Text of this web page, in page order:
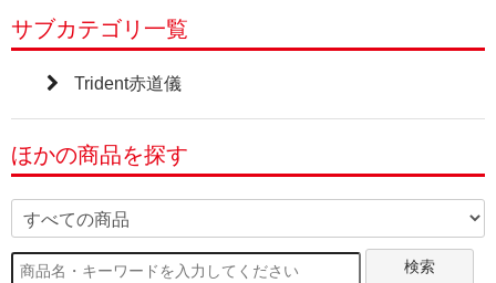
サブカテゴリ一覧
Trident赤道儀
ほかの商品を探す
検索